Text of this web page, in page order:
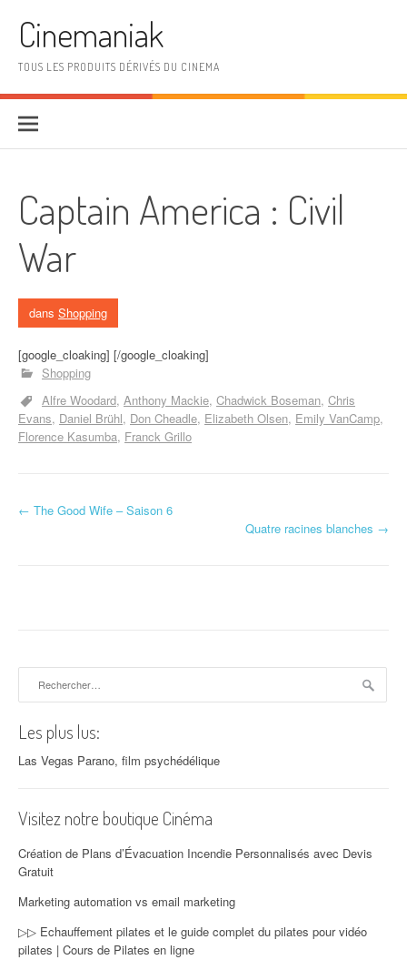
Cinemaniak
TOUS LES PRODUITS DÉRIVÉS DU CINEMA
Captain America : Civil
War
dans Shopping
[google_cloaking] [/google_cloaking]
Shopping
Alfre Woodard Anthony Mackie Chadwick Boseman Chris
Evans Daniel Brühl Don Cheadle Elizabeth Olsen Emily VanCamp
Florence Kasumba Franck Grillo
Navigation d'article
← The Good Wife – Saison 6
Quatre racines blanches →
Les plus lus:
Las Vegas Parano, film psychédélique
Visitez notre boutique Cinéma
Création de Plans d’Évacuation Incendie Personnalisés avec Devis
Gratuit
Marketing automation vs email marketing
▷▷ Echauffement pilates et le guide complet du pilates pour vidéo
pilates | Cours de Pilates en ligne